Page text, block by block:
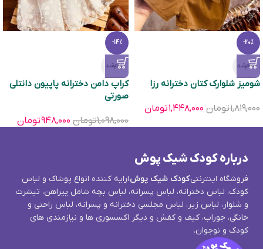
-20%
تمام‌شد
شومیز شلوارک کتان دخترانه رزا
۱,۸۱۹,۰۰۰تومان ۱,۴۴۸,۰۰۰تومان
-14%
تمام‌شد
کراپ دامن دخترانه پاپیون دانتلی
صورتی
۱,۰۹۸,۰۰۰تومان ۹۴۸,۰۰۰تومان
درباره کودک شیک پوش
فروشگاه اینترنتیکودک شیک پوشارایه کننده انواع پوشاک و لباس
کودک، لباس دخترانه، لباس پسرانه، لباس بچه شامل پیراهن، تیشرت
و شلوار، لباس زیر، لباس مجلسی دخترانه و پسرانه، لباس راحتی و
خانگی، جوراب، کیف و کفش و دیگر اکسسوری ها و نیازمندی های
کودک و نوجوان.